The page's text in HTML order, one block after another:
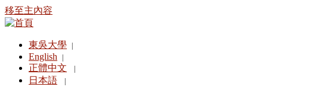
移至主內容
東吳大學
English
正體中文
日本語